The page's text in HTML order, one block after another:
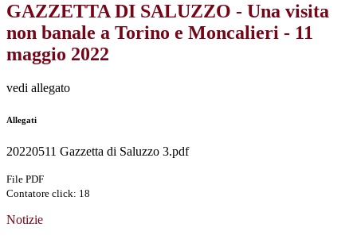
GAZZETTA DI SALUZZO - Una visita
non banale a Torino e Moncalieri - 11
maggio 2022
vedi allegato
Allegati
20220511 Gazzetta di Saluzzo 3.pdf
File PDF
Contatore click: 18
Notizie